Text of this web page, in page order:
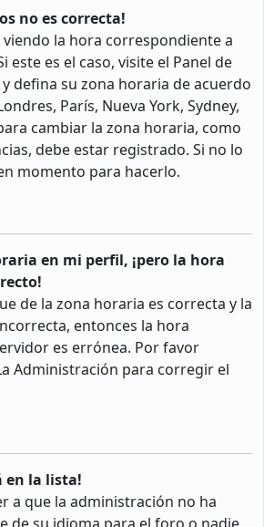
no es correcta!
viendo la hora correspondiente a
este es el caso, visite el Panel de
defina su zona horaria de acuerdo
París, Nueva York, Sydney,
cambiar la zona horaria, como
debe estar registrado. Si no lo
momento para hacerlo.
en mi perfil, ¡pero la hora
de la zona horaria es correcta y la
entonces la hora
es errónea. Por favor
Administración para corregir el
en la lista!
a que la administración no ha